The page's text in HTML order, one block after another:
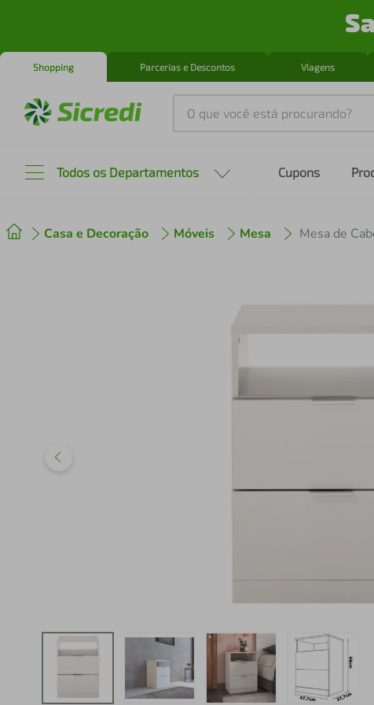
Shopping Parcerias e Descontos Viagens
O que você está procurando?
Todos os Departamentos Cupons
Casa e Decoração Móveis Mesa Mesa de
º cafeteira